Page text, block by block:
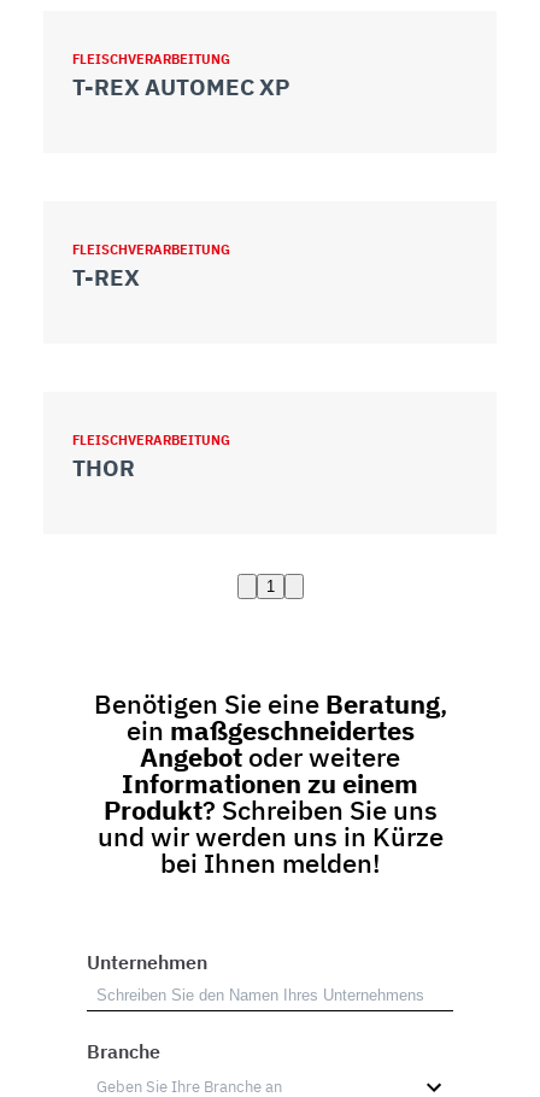
FLEISCHVERARBEITUNG
T-REX AUTOMEC XP
FLEISCHVERARBEITUNG
T-REX
FLEISCHVERARBEITUNG
THOR
1
Benötigen Sie eine Beratung,
ein maßgeschneidertes
Angebot oder weitere
Informationen zu einem
Produkt? Schreiben Sie uns
und wir werden uns in Kürze
bei Ihnen melden!
Unternehmen
Branche